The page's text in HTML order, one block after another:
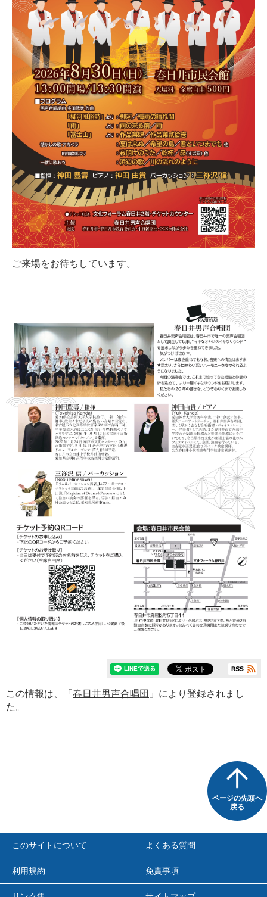
ご来場をお待ちしています。
この情報は、「 春日井男声合唱団 」により登録されまし
た。
ページの先頭へ
戻る
このサイトについて よくある質問
利用規約 免責事項